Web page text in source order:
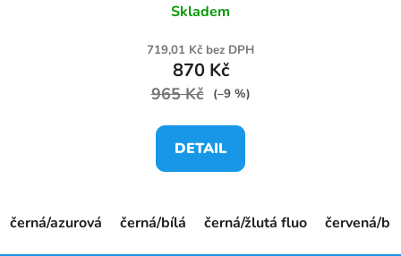
Skladem
719,01 Kč bez DPH
870 Kč
965 Kč (–9 %)
DETAIL
černá/azurová černá/bílá černá/žlutá fluo červená/